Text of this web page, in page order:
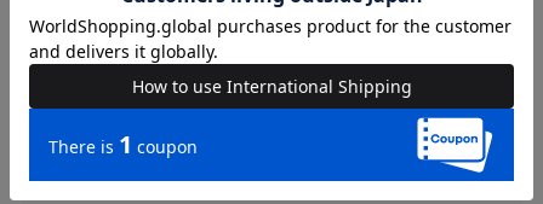
原産国
中国
送料
605 円 (税込) （送料について）
返品・交換
返品特約
品名
オフショルギャザータイトワンピース